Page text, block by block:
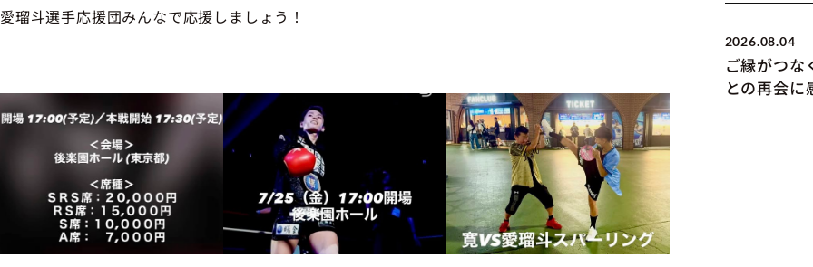
愛瑠斗選手応援団みんなで応援しましょう！
2026.08.04
ご縁がつ
との再会に